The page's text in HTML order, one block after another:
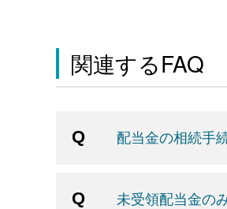
関連するFAQ
配当金の相続手
未受領配当金の